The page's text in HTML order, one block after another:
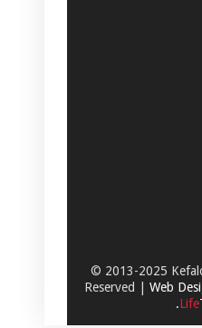
© 2013-2025
Reserved | Web
.Life